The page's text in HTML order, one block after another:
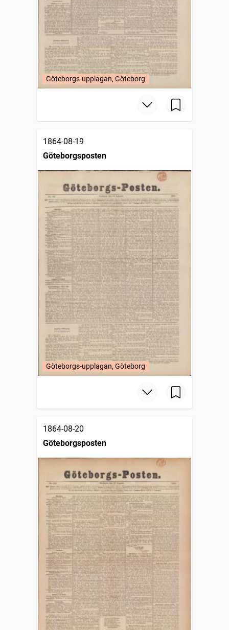
Göteborgs-upplagan, Göteborg
1864-08-19
Göteborgsposten
Göteborgs-upplagan, Göteborg
1864-08-20
Göteborgsposten